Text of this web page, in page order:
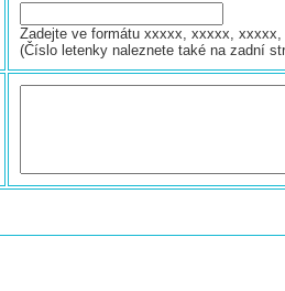
Zadejte ve formátu xxxxx, xxxxx, xxxxx,
(Číslo letenky naleznete také na zadní